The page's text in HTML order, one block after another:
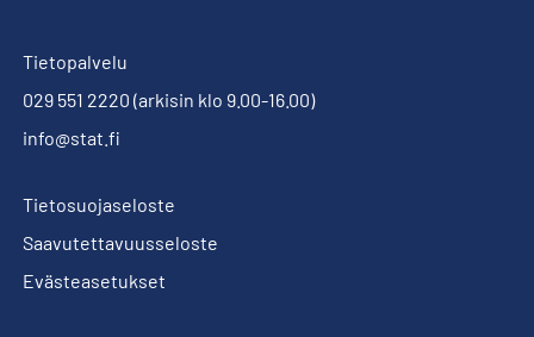
Tietopalvelu
029 551 2220 (arkisin klo 9.00-16.00)
info@stat.fi
Tietosuojaseloste
Saavutettavuusseloste
Evästeasetukset